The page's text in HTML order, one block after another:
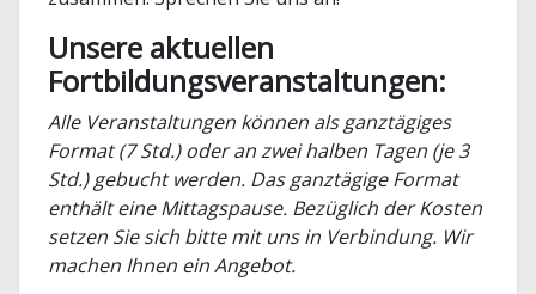
Unsere aktuellen
Fortbildungsveranstaltungen:
Alle Veranstaltungen können als ganztägiges
Format (7 Std.) oder an zwei halben Tagen (je 3
Std.) gebucht werden. Das ganztägige Format
enthält eine Mittagspause. Bezüglich der Kosten
setzen Sie sich bitte mit uns in Verbindung. Wir
machen Ihnen ein Angebot.